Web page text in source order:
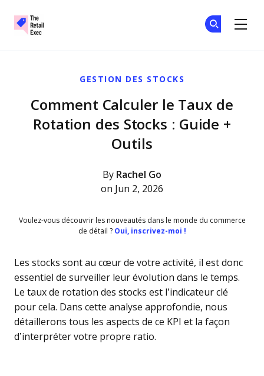
GESTION DES STOCKS
Comment Calculer le Taux de
Rotation des Stocks : Guide +
Outils
By Rachel Go
on Jun 2, 2026
Voulez-vous découvrir les nouveautés dans le monde du commerce
de détail ?Oui, inscrivez-moi !
Les stocks sont au cœur de votre activité, il est donc
essentiel de surveiller leur évolution dans le temps.
Le taux de rotation des stocks est l’indicateur clé
pour cela. Dans cette analyse approfondie, nous
détaillerons tous les aspects de ce KPI et la façon
d’interpréter votre propre ratio.